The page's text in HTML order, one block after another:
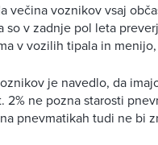
večina voznikov vsaj
so v zadnje pol leta
v vozilih tipala in
je navedlo, da
2% ne pozna starosti
pnevmatikah tudi ne bi